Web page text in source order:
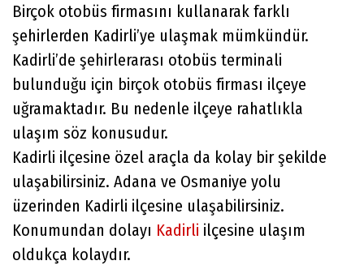
Birçok otobüs firmasını kullanarak farklı
şehirlerden Kadirli’ye ulaşmak mümkündür.
Kadirli’de şehirlerarası otobüs terminali
bulunduğu için birçok otobüs firması ilçeye
uğramaktadır. Bu nedenle ilçeye rahatlıkla
ulaşım söz konusudur.
Kadirli ilçesine özel araçla da kolay bir şekilde
ulaşabilirsiniz. Adana ve Osmaniye yolu
üzerinden Kadirli ilçesine ulaşabilirsiniz.
Konumundan dolayı Kadirli ilçesine ulaşım
oldukça kolaydır.